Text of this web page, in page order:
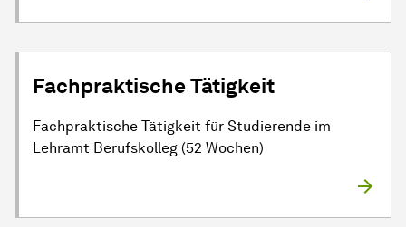
Fachpraktische Tätigkeit
Fachpraktische Tätigkeit für Studierende im
Lehramt Berufskolleg (52 Wochen)